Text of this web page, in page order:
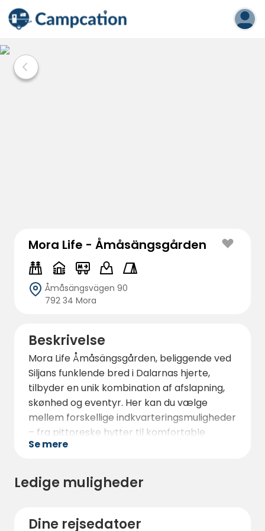
Mora Life - Åmåsängsgården
Åmåsängsvägen 90
792 34 Mora
Beskrivelse
Mora Life Åmåsängsgården, beliggende ved
Siljans funklende bred i Dalarnas hjerte,
tilbyder en unik kombination af afslapning,
skønhed og eventyr. Her kan du vælge
mellem forskellige indkvarteringsmuligheder
– fra pittoreske hytter til komfortable
værelser, rummelige campingpladser,
veludstyrede campingpladser og et
topmoderne servicehus, som inkluderer
er din komfort altid i fokus. Hvis du rejser
Se mere
Ledige muligheder
Dine rejsedatoer